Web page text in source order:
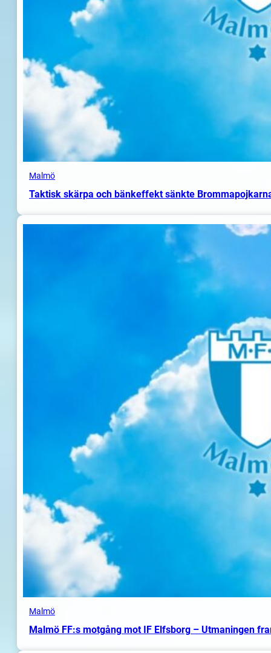
Malmö
Taktisk skärpa och bänkeffekt sänkte
Malmö
Malmö FF:s motgång mot IF Elfsborg – Utmaningen